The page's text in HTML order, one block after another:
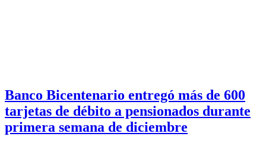
Banco Bicentenario entregó más de 600
tarjetas de débito a pensionados durante
primera semana de diciembre